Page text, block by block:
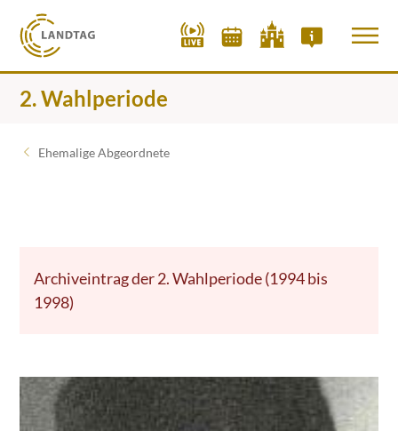
2. Wahlperiode
Ehemalige Abgeordnete
Archiveintrag der 2. Wahlperiode (1994 bis
1998)